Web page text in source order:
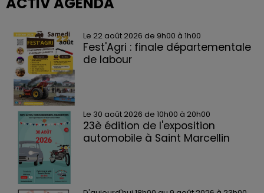
Le 22 août 2026 de 9h00 à 1h00
Fest'Agri : finale départementale
de labour
Le 30 août 2026 de 10h00 à 20h00
23è édition de l'exposition
automobile à Saint Marcellin